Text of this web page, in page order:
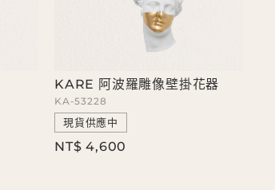
KARE 阿波羅雕像壁掛花器
KA-53228
現貨供應中
NT$ 4,600